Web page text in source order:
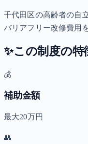
千代田区の高齢者の自
バリアフリー改修費用
✨この制度の特
💰
補助金額
最大20万円
👥